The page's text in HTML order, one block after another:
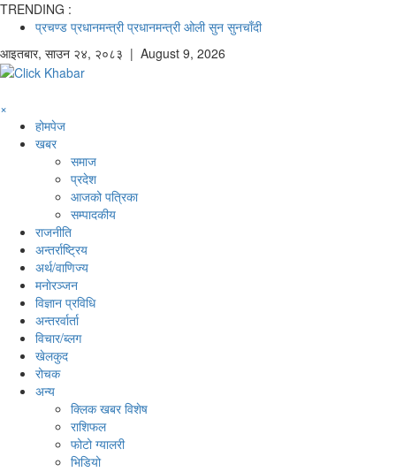
TRENDING :
प्रचण्ड प्रधानमन्त्री प्रधानमन्त्री ओली सुन सुनचाँदी
आइतबार, साउन २४, २०८३ | August 9, 2026
×
होमपेज
खबर
समाज
प्रदेश
आजको पत्रिका
सम्पादकीय
राजनीति
अन्तर्राष्ट्रिय
अर्थ/वाणिज्य
मनाेरञ्जन
विज्ञान प्रविधि
अन्तरर्वार्ता
विचार/ब्लग
खेलकुद
रोचक
अन्य
क्लिक खबर विशेष
राशिफल
फोटो ग्यालरी
भिडियो